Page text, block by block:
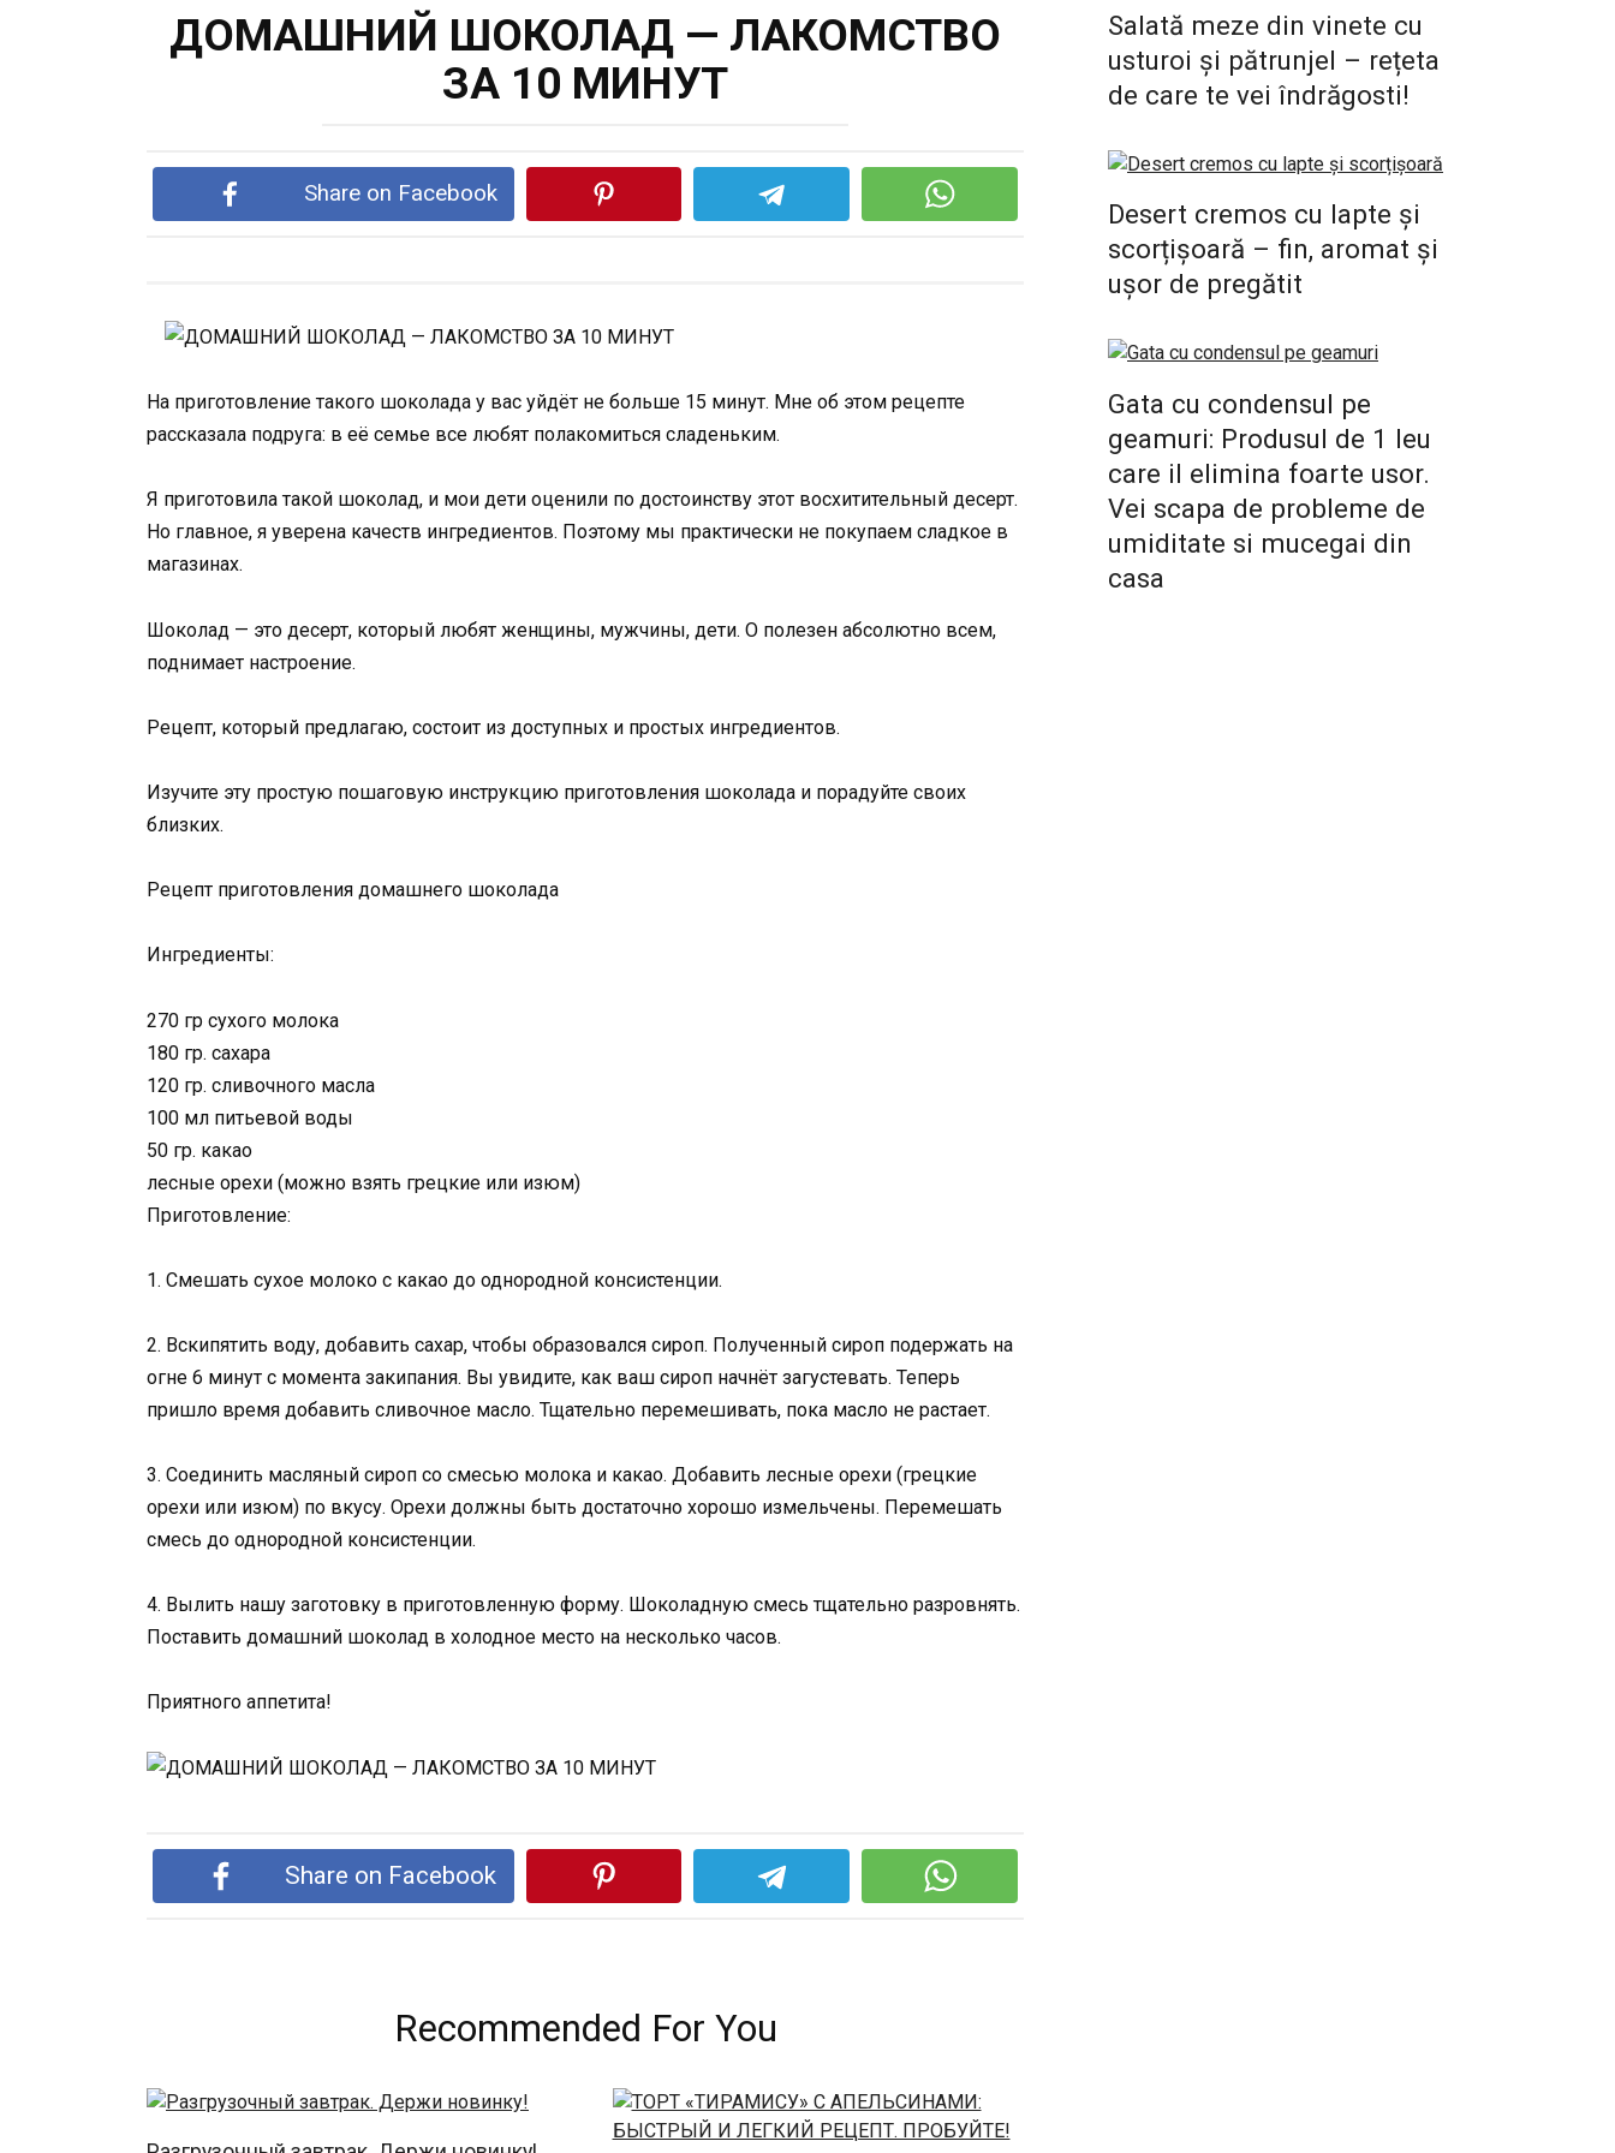
ДОМАШНИЙ ШОКОЛАД — ЛАКОМСТВО
ЗА 10 МИНУТ
Share on Facebook
На приготовление такого шоколада у вас уйдёт не больше 15 минут. Мне об этом рецепте
рассказала подруга: в её семье все любят полакомиться сладеньким.
Я приготовила такой шоколад, и мои дети оценили по достоинству этот восхитительный десерт.
Но главное, я уверена качеств ингредиентов. Поэтому мы практически не покупаем сладкое в
магазинах.
Шоколад — это десерт, который любят женщины, мужчины, дети. О полезен абсолютно всем,
поднимает настроение.
Рецепт, который предлагаю, состоит из доступных и простых ингредиентов.
Изучите эту простую пошаговую инструкцию приготовления шоколада и порадуйте своих
близких.
Рецепт приготовления домашнего шоколада
Ингредиенты:
270 гр сухого молока
180 гр. сахара
120 гр. сливочного масла
100 мл питьевой воды
50 гр. какао
лесные орехи (можно взять грецкие или изюм)
Приготовление:
1. Смешать сухое молоко с какао до однородной консистенции.
2. Вскипятить воду, добавить сахар, чтобы образовался сироп. Полученный сироп подержать на
огне 6 минут с момента закипания. Вы увидите, как ваш сироп начнёт загустевать. Теперь
пришло время добавить сливочное масло. Тщательно перемешивать, пока масло не растает.
3. Соединить масляный сироп со смесью молока и какао. Добавить лесные орехи (грецкие
орехи или изюм) по вкусу. Орехи должны быть достаточно хорошо измельчены. Перемешать
смесь до однородной консистенции.
4. Вылить нашу заготовку в приготовленную форму. Шоколадную смесь тщательно разровнять.
Поставить домашний шоколад в холодное место на несколько часов.
Приятного аппетита!
Share on Facebook
Recommended For You
Salată meze din vinete cu
usturoi și pătrunjel – rețeta
de care te vei îndrăgosti!
Desert cremos cu lapte și
scorțișoară – fin, aromat și
ușor de pregătit
Gata cu condensul pe
geamuri: Produsul de 1 leu
care il elimina foarte usor.
Vei scapa de probleme de
umiditate si mucegai din
casa